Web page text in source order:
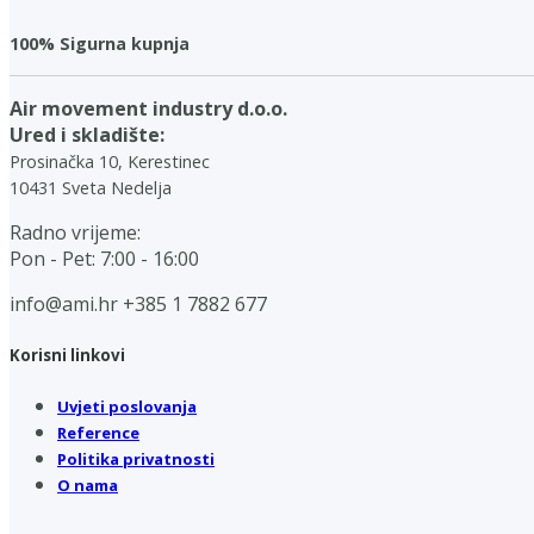
100% Sigurna kupnja
Air movement industry d.o.o.
Ured i skladište:
Prosinačka 10, Kerestinec
10431 Sveta Nedelja
Radno vrijeme:
Pon - Pet: 7:00 - 16:00
info@ami.hr +385 1 7882 677
Korisni linkovi
Uvjeti poslovanja
Reference
Politika privatnosti
O nama